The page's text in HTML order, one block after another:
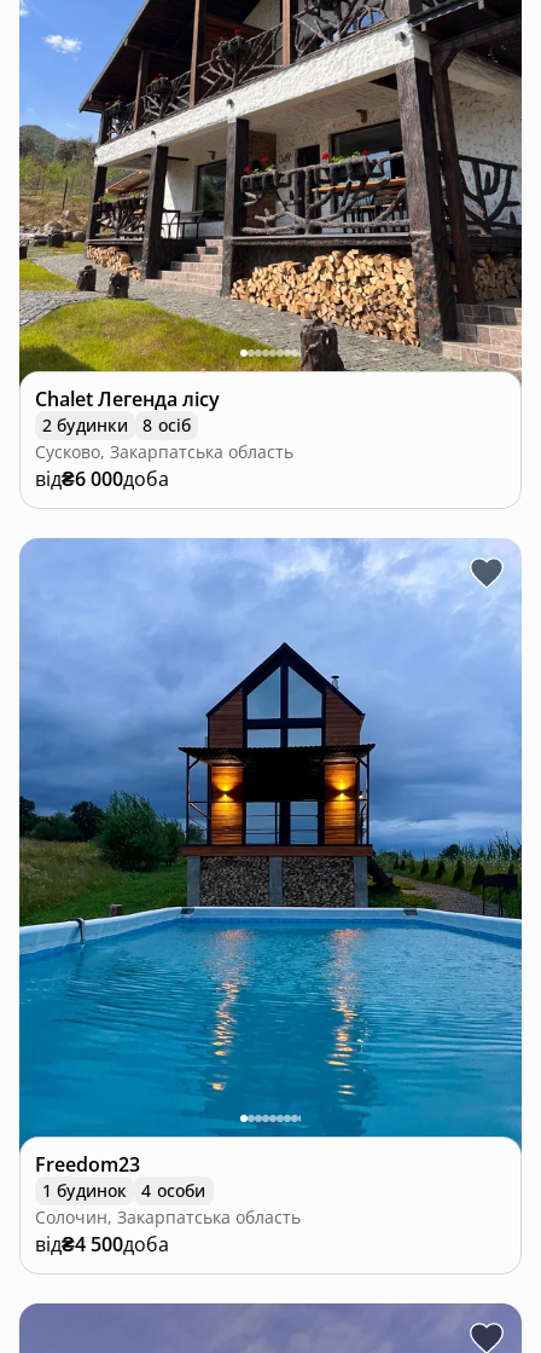
Chalet Легенда лісу
2 будинки
8 осіб
Сусково, Закарпатська область
від₴6 000доба
Freedom23
1 будинок
4 особи
Солочин, Закарпатська область
від₴4 500доба